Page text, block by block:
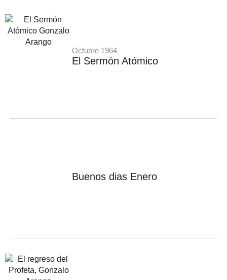
Octubre 1964
El Sermón Atómico
Buenos dias Enero